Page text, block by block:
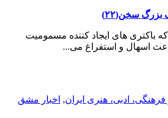
بزرگ سخن(۲۲)
باکتری های ایجاد کننده مسمومیت
اسهال و استفراغ می...
فرهنگی، ادبی، هنری ایران, اخبار مشق